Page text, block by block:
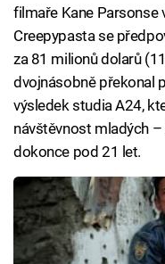
filmaře Kane Parsonse
Creepypasta se
za 81 milionů dolarů
dvojnásobně překonal
výsledek studia A24,
návštěvnost mladých –
dokonce pod 21 let.